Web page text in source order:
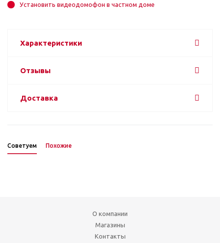
Установить видеодомофон в частном доме
Характеристики
Отзывы
Доставка
Советуем Похожие
О компании
Магазины
Контакты